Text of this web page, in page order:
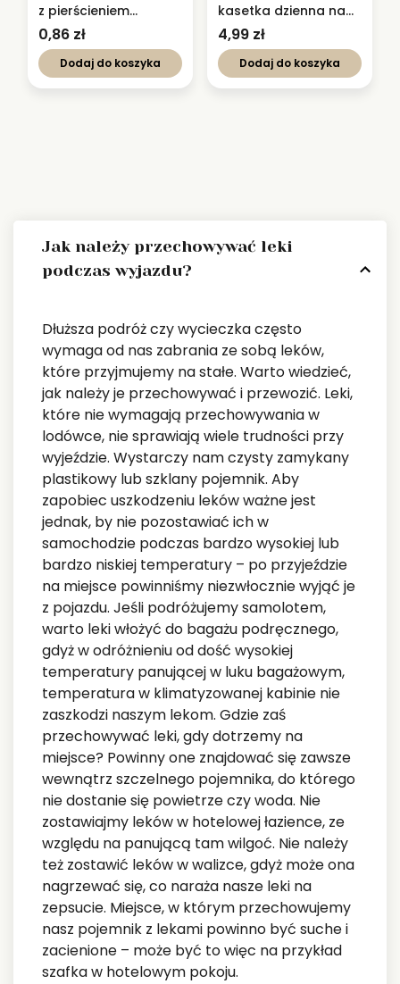
z pierścieniem
gwarancyjnym
0,86 zł
Dodaj do koszyka
kasetka dzienna na
leki – Pill Box
4,99 zł
Dodaj do koszyka
Jak należy przechowywać leki
podczas wyjazdu?
Dłuższa podróż czy wycieczka często
wymaga od nas zabrania ze sobą leków,
które przyjmujemy na stałe. Warto wiedzieć,
jak należy je przechowywać i przewozić. Leki,
które nie wymagają przechowywania w
lodówce, nie sprawiają wiele trudności przy
wyjeździe. Wystarczy nam czysty zamykany
plastikowy lub szklany pojemnik. Aby
zapobiec uszkodzeniu leków ważne jest
jednak, by nie pozostawiać ich w
samochodzie podczas bardzo wysokiej lub
bardzo niskiej temperatury – po przyjeździe
na miejsce powinniśmy niezwłocznie wyjąć je
z pojazdu. Jeśli podróżujemy samolotem,
warto leki włożyć do bagażu podręcznego,
gdyż w odróżnieniu od dość wysokiej
temperatury panującej w luku bagażowym,
temperatura w klimatyzowanej kabinie nie
zaszkodzi naszym lekom. Gdzie zaś
przechowywać leki, gdy dotrzemy na
miejsce? Powinny one znajdować się zawsze
wewnątrz szczelnego pojemnika, do którego
nie dostanie się powietrze czy woda. Nie
zostawiajmy leków w hotelowej łazience, ze
względu na panującą tam wilgoć. Nie należy
też zostawić leków w walizce, gdyż może ona
nagrzewać się, co naraża nasze leki na
zepsucie. Miejsce, w którym przechowujemy
nasz pojemnik z lekami powinno być suche i
zacienione – może być to więc na przykład
szafka w hotelowym pokoju.